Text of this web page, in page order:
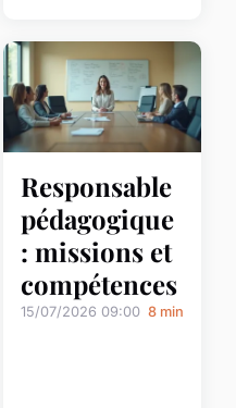
Responsable
pédagogique
: missions et
compétences
15/07/2026 09:00 8 min